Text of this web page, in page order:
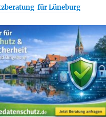
für Lüneburg